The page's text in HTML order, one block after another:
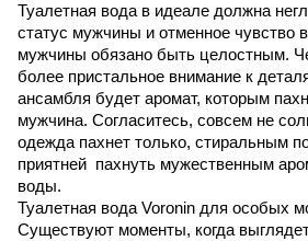
Туалетная вода в идеале должна
статус мужчины и отменное чувство
мужчины обязано быть целостным.
более пристальное внимание к
ансамбля будет аромат, которым
мужчина. Согласитесь, совсем не
одежда пахнет только, стиральным
приятней пахнуть мужественным
воды.
Туалетная вода Voronin для особых
Существуют моменты, когда